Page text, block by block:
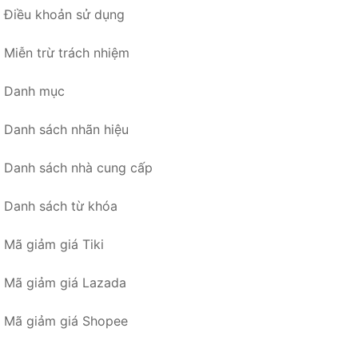
Điều khoản sử dụng
Miễn trừ trách nhiệm
Danh mục
Danh sách nhãn hiệu
Danh sách nhà cung cấp
Danh sách từ khóa
Mã giảm giá Tiki
Mã giảm giá Lazada
Mã giảm giá Shopee